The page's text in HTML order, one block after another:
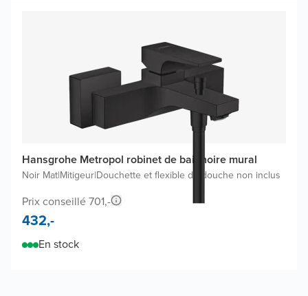
Hansgrohe Metropol robinet de baignoire mural
Noir Mat|Mitigeur|Douchette et flexible de douche non inclus
Prix conseillé 701,-
432,-
En stock